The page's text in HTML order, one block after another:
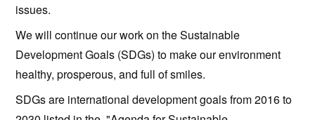
issues.
We will continue our work on the Sustainable
Development Goals (SDGs) to make our environment
healthy, prosperous, and full of smiles.
SDGs are international development goals from 2016 to